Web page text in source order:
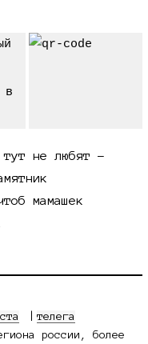
тут не любят -
мамашек
телега
россии, более